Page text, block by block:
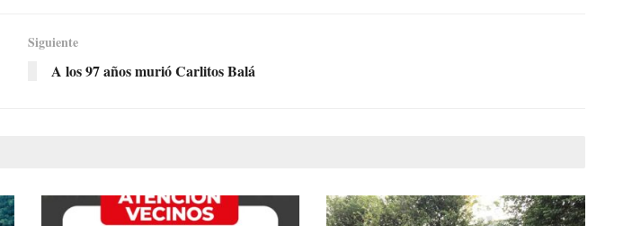
Siguiente
A los 97 años murió Carlitos Balá